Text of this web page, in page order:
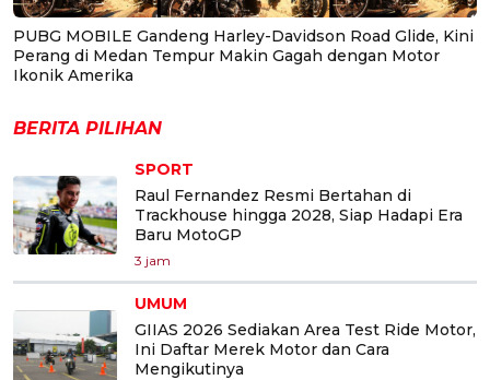
PUBG MOBILE Gandeng Harley-Davidson Road Glide, Kini
Perang di Medan Tempur Makin Gagah dengan Motor
Ikonik Amerika
BERITA PILIHAN
SPORT
Raul Fernandez Resmi Bertahan di
Trackhouse hingga 2028, Siap Hadapi Era
Baru MotoGP
3 jam
UMUM
GIIAS 2026 Sediakan Area Test Ride Motor,
Ini Daftar Merek Motor dan Cara
Mengikutinya